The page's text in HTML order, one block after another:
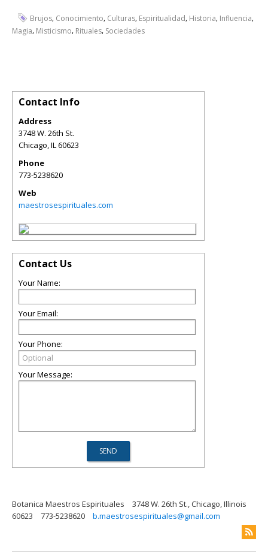
Brujos, Conocimiento, Culturas, Espiritualidad, Historia, Influencia,
Magia, Misticismo, Rituales, Sociedades
Contact Info
Address
3748 W. 26th St.
Chicago IL 60623
Phone
773-5238620
Web
maestrosespirituales.com
Contact Us
Your Name:
Your Email:
Your Phone:
Your Message:
Botanica Maestros Espirituales
3748 W. 26th St., Chicago, Illinois
60623
773-5238620 b.maestrosespirituales@gmail.com